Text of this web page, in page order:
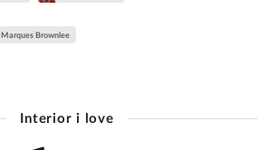
Marques Brownlee
Interior i love